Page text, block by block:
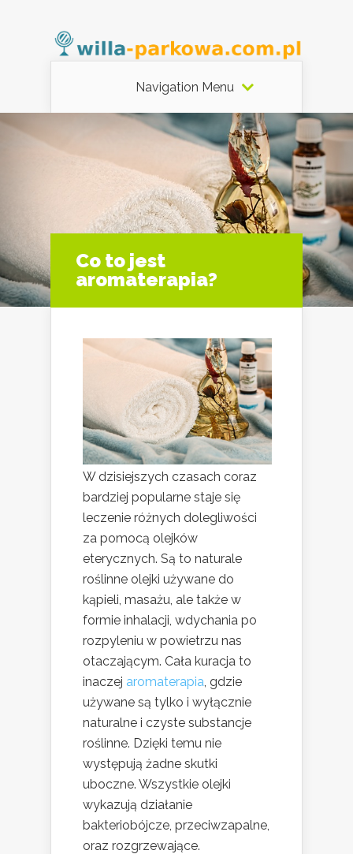
Navigation Menu
Co to jest
aromaterapia?
W dzisiejszych czasach coraz
bardziej popularne staje się
leczenie różnych dolegliwości
za pomocą olejków
eterycznych. Są to naturale
roślinne olejki używane do
kąpieli, masażu, ale także w
formie inhalacji, wdychania po
rozpyleniu w powietrzu nas
otaczającym. Cała kuracja to
inaczej aromaterapia , gdzie
używane są tylko i wyłącznie
naturalne i czyste substancje
roślinne. Dzięki temu nie
występują żadne skutki
uboczne. Wszystkie olejki
wykazują działanie
bakteriobójcze, przeciwzapalne,
oraz rozgrzewające.